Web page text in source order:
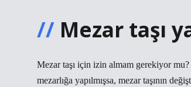
Mezar taşı
Mezar taşı için izin almam gerekiyor
mezarlığa yapılmışsa, mezar taşının